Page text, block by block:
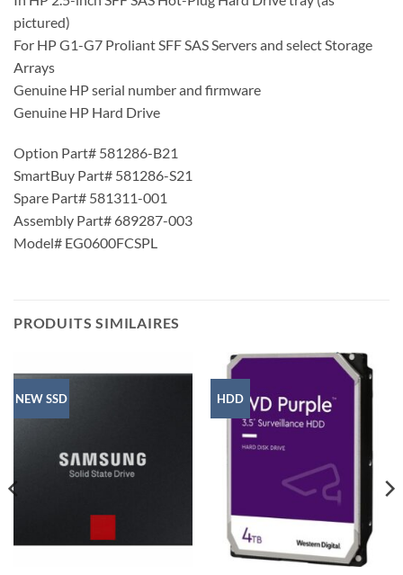
pictured)
For HP G1-G7 Proliant SFF SAS Servers and select Storage
Arrays
Genuine HP serial number and firmware
Genuine HP Hard Drive
Option Part# 581286-B21
SmartBuy Part# 581286-S21
Spare Part# 581311-001
Assembly Part# 689287-003
Model# EG0600FCSPL
PRODUITS SIMILAIRES
NEW SSD HDD